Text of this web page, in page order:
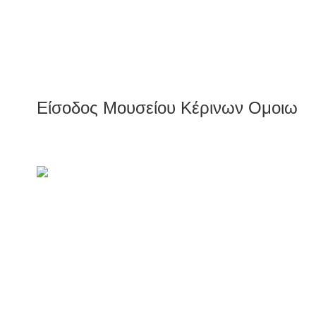
Είσοδος Μουσείου Κέρινων